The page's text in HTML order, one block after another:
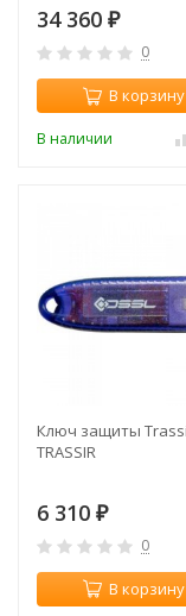
34 360 ₽
0
В корзину
В наличии
Ключ защиты
TRASSIR
6 310 ₽
0
В корзину